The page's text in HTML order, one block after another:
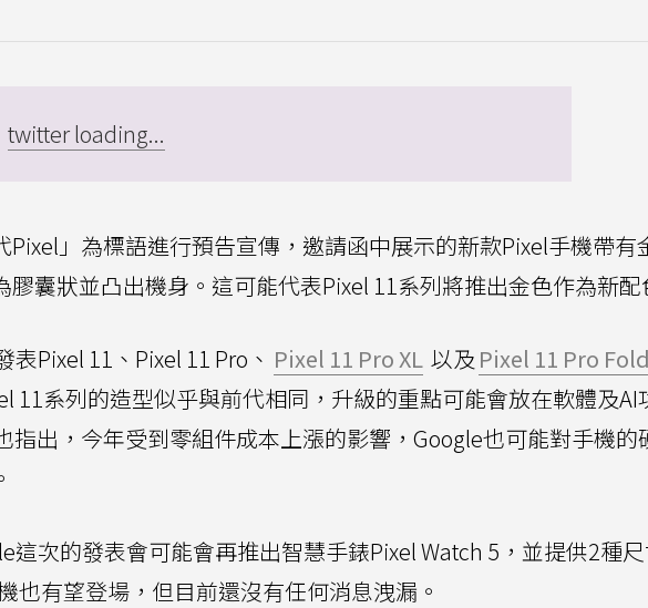
twitter loading...
Pixel」為標語進行預告宣傳，邀請函中展示的新款Pixel手機帶有
膠囊狀並凸出機身。這可能代表Pixel 11系列將推出金色作為新配
表Pixel 11、Pixel 11 Pro、 Pixel 11 Pro XL 以及 Pixel 11 Pro Fold
11系列的造型似乎與前代相同，升級的重點可能會放在軟體及AI
指出，今年受到零組件成本上漲的影響，Google也可能對手機的
這次的發表會可能會再推出智慧手錶Pixel Watch 5，並提供2種
也有望登場，但目前還沒有任何消息洩漏。